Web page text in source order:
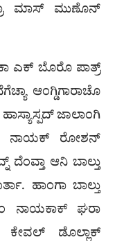
ಮಾಸ್ ಮುಣೊನ್
ಎಕ್ ಬೊರೊ ಪಾತ್ರ್
ಆಂಗ್ಡಿಗಾರಾಚೊ
ಜಾಲಾಂಗಿ
ನಾಯಕ್ ರೋಶನ್
ಆನಿ ಬಾಲ್ತು
ಹಾಂಗಾ ಬಾಲ್ತು
ನಾಯಕಾಕ್ ಘರಾ
ಕೇವಲ್ ಡೊಲ್ಲಾಕ್